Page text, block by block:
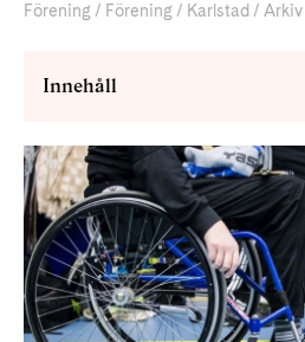
Förening Förening Karlstad Arkiv
Innehåll